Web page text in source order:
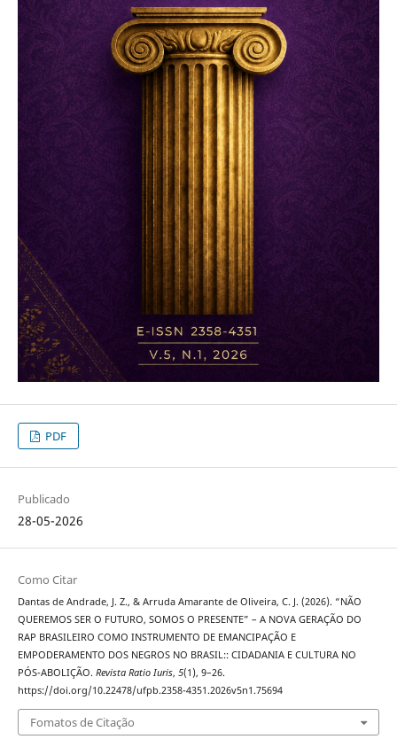
PDF
Publicado
28-05-2026
Como Citar
Dantas de Andrade, J. Z., & Arruda Amarante de Oliveira, C. J. (2026). “NÃO
QUEREMOS SER O FUTURO, SOMOS O PRESENTE” – A NOVA GERAÇÃO DO
RAP BRASILEIRO COMO INSTRUMENTO DE EMANCIPAÇÃO E
EMPODERAMENTO DOS NEGROS NO BRASIL:: CIDADANIA E CULTURA NO
PÓS-ABOLIÇÃO. Revista Ratio Iuris, 5(1), 9–26.
https://doi.org/10.22478/ufpb.2358-4351.2026v5n1.75694
Fomatos de Citação